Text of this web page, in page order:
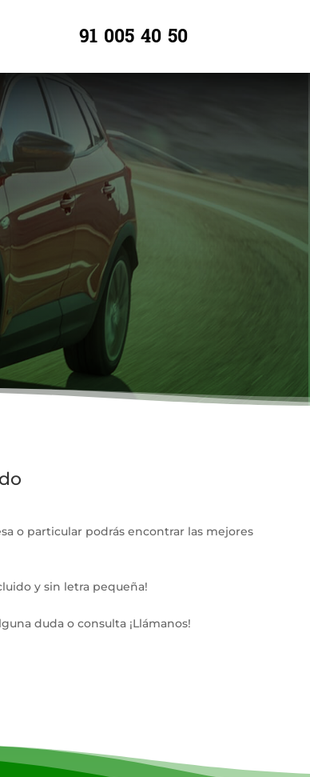
91 005 40 50
o particular podrás encontrar las mejores
y sin letra pequeña!
duda o consulta ¡Llámanos!